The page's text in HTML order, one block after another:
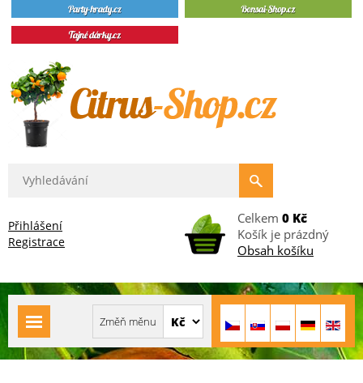
Přihlášení
Registrace
Celkem 0 Kč
Košík je prázdný
Obsah košíku